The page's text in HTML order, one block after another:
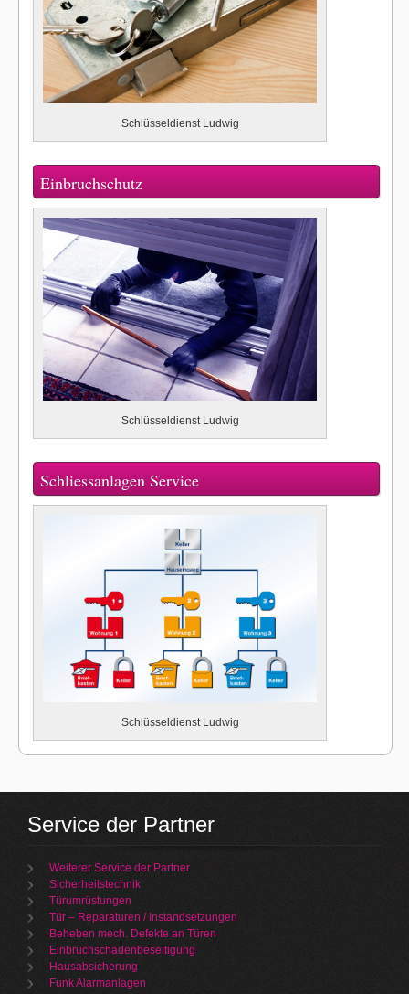
Schlüsseldienst Ludwig
Einbruchschutz
Schlüsseldienst Ludwig
Schliessanlagen Service
Schlüsseldienst Ludwig
Service der Partner
Weiterer Service der Partner
Sicherheitstechnik
Türumrüstungen
Tür – Reparaturen / Instandsetzungen
Beheben mech. Defekte an Türen
Einbruchschadenbeseitigung
Hausabsicherung
Funk Alarmanlagen